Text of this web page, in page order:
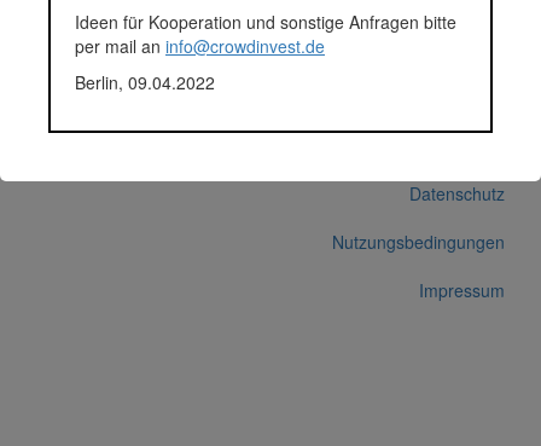
Korrekturen / Updates übermitteln
Alle Angaben ohne Gewähr auf Vollständigkeit und Richtigkeit.
Datenschutz
Nutzungsbedingungen
Impressum
Ideen für Kooperation und sonstige Anfragen bitte
per mail an info@crowdinvest.de
Berlin, 09.04.2022